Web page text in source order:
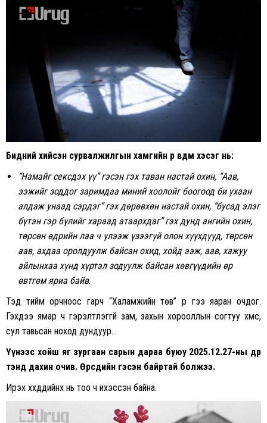
Бидний хийсэн сурвалжилгын хамгийн өр өвдөм хэсэг нь:
“Намайг сексдэх үү” гэсэн гэх таван настай охин, “Аав,
ээжийг зоддог заримдаа миний хоолойг боогоод би ухаан
алдаж унаад сэрдэг” гэх дөрөвхөн настай охин, “бусад элэг
бүтэн гэр бүлийг хараад атаархдаг” гэх дунд ангийн охин,
төрсөн өдрийн лаа ч үлээж үзээгүй олон хүүхдүүд, төрсөн
аав, ахдаа оролдуулж байсан охид, хойд ээж, аав, хажуу
айлынхаа хүнд хүртэл зодуулж байсан хөвгүүдийн өр
өвтгөм яриа байв.
Тэд тийм орчноос гарч “Халамжийн төв” рүү гээ яаран очдог.
Гэхдээ ямар ч гэрэлтүүлэггүй зам, захын хорооллын согтуу хүмүүс,
сул тавьсан ноход дундуур…
Үүнээс хойш яг зургаан сарын дараа буюу 2025.12.27-ны өдөр
тэнд дахин очив. Өөрсдийн гэсэн байртай болжээ.
Ирэх хүүхдүүдийнх нь тоо ч ихэссэн байна.